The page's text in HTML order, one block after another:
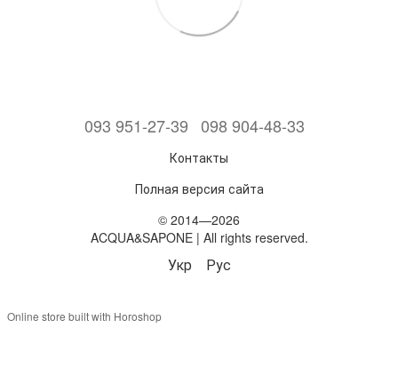
093 951-27-39 098 904-48-33
Контакты
Полная версия сайта
© 2014—2026
ACQUA&SAPONE | All rights reserved.
Укр Рус
Online store built with Horoshop